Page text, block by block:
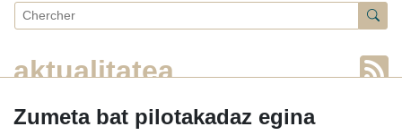
aktualitatea
Zumeta bat pilotakadaz egina